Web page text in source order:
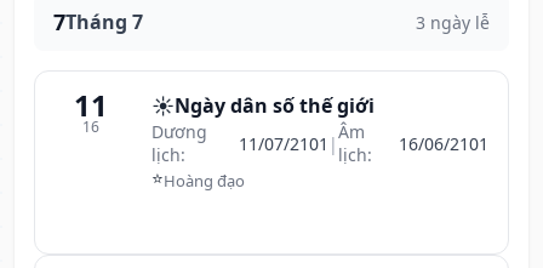
7Tháng 7 3 ngày lễ
11
16
☀️Ngày dân số thế giới
Dương
lịch:
11/07/2101 |Âm
lịch:
16/06/2101
⭐Hoàng đạo